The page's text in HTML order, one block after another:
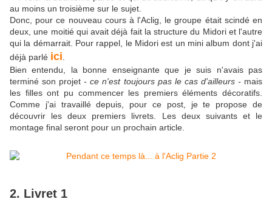
au moins un troisième sur le sujet.
Donc, pour ce nouveau cours à l'Aclig, le groupe était scindé en
deux, une moitié qui avait déjà fait la structure du Midori et l'autre
qui la démarrait. Pour rappel, le Midori est un mini album dont j'ai
déjà parlé ici
Bien entendu, la bonne enseignante que je suis n'avais pas
terminé son projet- ce n'est toujours pas le cas d'ailleurs - mais
les filles ont pu commencer les premiers éléments décoratifs.
Comme j'ai travaillé depuis, pour ce post, je te propose de
découvrir les deux premiers livrets. Les deux suivants et le
montage final seront pour un prochain article.
2. Livret 1